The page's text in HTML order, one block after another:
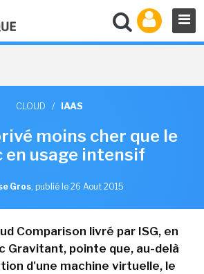
CLOUD / IAAS
moins cher que le
en usage intensif
Gros, publié le 26 Aout 2015
Comparison livré par ISG, en
Gravitant, pointe que, au-delà
d'une machine virtuelle, le